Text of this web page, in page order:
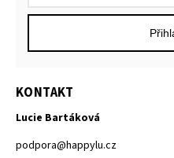
KONTAKT
Lucie Bartáková
podpora@happylu.cz